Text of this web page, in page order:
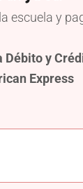
escuela y
Débito y
Express